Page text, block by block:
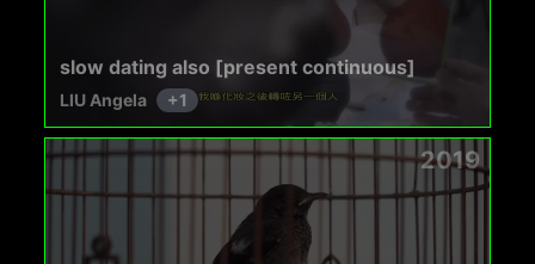
slow dating also [present continuous]
LIU Angela +1
2019